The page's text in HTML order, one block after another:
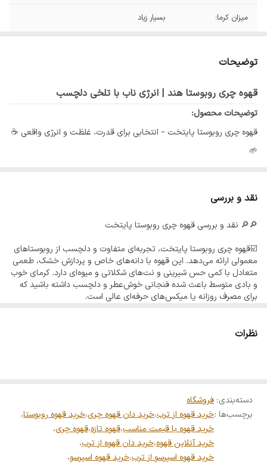
میزان کرما: بسیار زیاد
نت طعمی: آجیلی شکلاتی فینیش میوه ای
توضیحات
قهوه چری روبوستا هند | انرژی ناب با تلخی دلچسب
توضیحات محصول:
قهوه چری روبوستا پایتخت – انتخابی برای قدرت، غلظت و انرژی واقعی ☕
🌱
دونه‌هایی که در دل میوه‌های گیلاسی‌شکل قهوه پنهان میشن و بعد از
خشک شدن کامل (روش طبیعی یا Natural Process) طعمی غلیظ، تلخ
و ماندگار با افترتیست میوه ای پیدا می‌کنن. این قهوه نه فقط یک
نوشیدنی ساده، بلکه یک تجربه‌ی واقعی از انرژی و تمرکز طولانی‌مدته.
✔️ کافئین بالا: حدود دو برابر عربیکا، برای بیداری، تمرکز و کارهای
✔️بادی سنگین و کرمای عالی: مناسب اسپرسو؛ فنجونی پر از غلظت با کرمای
طلایی و ماندگار.
✔️طعم و عطر قوی: نُت‌های خاکی، شکلات تلخ، مغزیجات (مثل فندق و
نقد و بررسی
🔎🔎 نقد و بررسی قهوه چری روبوستا پایتخت
☑️قهوه چری روبوستا پایتخت، تجربه‌ای متفاوت و دلچسب از روبوستاهای
معمولی ارائه می‌دهد. این قهوه با دانه‌های خاص و پردازش خشک، طعمی
متعادل با کمی حس شیرینی و نت‌های شکلاتی و میوه‌ای دارد. کرمای خوب
و بادی متوسط باعث شده فنجانی خوش‌عطر و دلچسب داشته باشید که
برای مصرف روزانه یا میکس‌های حرفه‌ای عالی است.
- **اسپرسوساز:** عصاره‌گیری متعادل با کرمای مناسب
- دانه‌های خاص چری و پردازش خشک
- تلخی متعادل و نت‌های شیرین و میوه‌ای
- کرمای خوب و بادی متوسط
- مناسب اسپرسو، موکاپات و میکس حرفه‌ای
- انتخابی متفاوت و خوش‌نوش نسبت به روبوستای معمولی
نظرات
دسته‌بندی: فروشگاه
برچسب‌ها :خرید قهوه از ترب،خرید دان قهوه چری،خرید قهوه روبوستا،
خرید قهوه با قیمت مناسب،قهوه تازه،قهوه چری،
خرید آنلاین قهوه،خرید دان قهوه از ترب،
خرید قهوه اسپرسو از ترب،خرید قهوه اسپرسو،